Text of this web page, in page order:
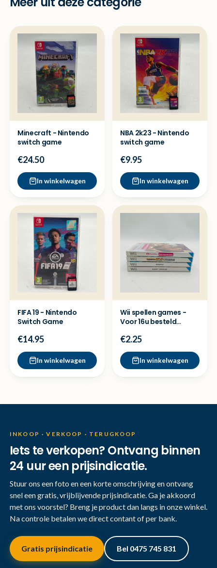
Minecraft - Nintendo
switch game
€24.50
In winkelwagen
NBA 2k23 - Nintendo
switch game
€9.95
In winkelwagen
FIFA 19 - Nintendo
Switch Game
€14.95
In winkelwagen
Wii spellen games -
Voor 16u besteld
verzonden
€2.25
In winkelwagen
INKOOP · VERKOOP · TERUGKOOP
Iets te verkopen? Ontvang binnen
24 uur een prijsindicatie.
Stuur ons een foto en een korte omschrijving en ontvang
snel een gratis, vrijblijvende prijsindicatie. Ga je akkoord
met ons voorstel? Breng je product dan langs in onze winkel.
Na controle betalen we direct contant of per bank.
Gratis prijsindicatie Bel 0475 745 831